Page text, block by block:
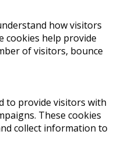
how visitors
cookies help provide
of visitors, bounce
to provide visitors with
These cookies
collect information to